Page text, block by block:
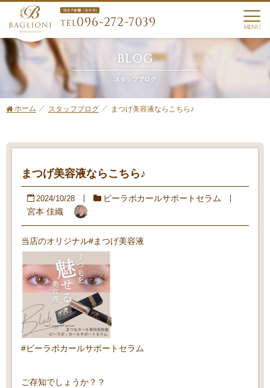
TEL096-272-7039 MENU
BLOG
スタッフブログ
ホーム スタッフブログ まつげ美容液ならこちら♪
まつげ美容液ならこちら♪
2024/10/28
ビーラボカールサポートセラム
宮本 佳織
当店のオリジナル#まつげ美容液
#ビーラボカールサポートセラム
ご存知でしょうか？？